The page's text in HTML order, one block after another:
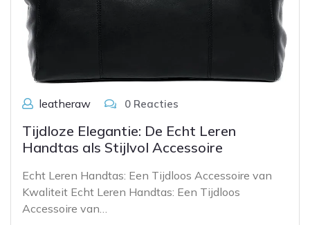
leatheraw 0 Reacties
Tijdloze Elegantie: De Echt Leren
Handtas als Stijlvol Accessoire
Echt Leren Handtas: Een Tijdloos Accessoire van
Kwaliteit Echt Leren Handtas: Een Tijdloos
Accessoire van…